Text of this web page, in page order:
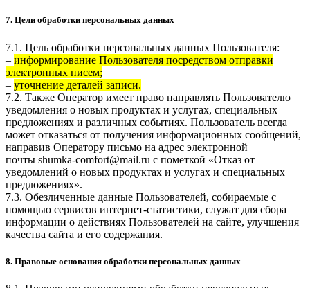
7. Цели обработки персональных данных
7.1. Цель обработки персональных данных Пользователя:
– информирование Пользователя посредством отправки
электронных писем;
– уточнение деталей записи.
7.2. Также Оператор имеет право направлять Пользователю
уведомления о новых продуктах и услугах, специальных
предложениях и различных событиях. Пользователь всегда
может отказаться от получения информационных сообщений,
направив Оператору письмо на адрес электронной
почты shumka-comfort@mail.ru с пометкой «Отказ от
уведомлений о новых продуктах и услугах и специальных
предложениях».
7.3. Обезличенные данные Пользователей, собираемые с
помощью сервисов интернет-статистики, служат для сбора
информации о действиях Пользователей на сайте, улучшения
качества сайта и его содержания.
8. Правовые основания обработки персональных данных